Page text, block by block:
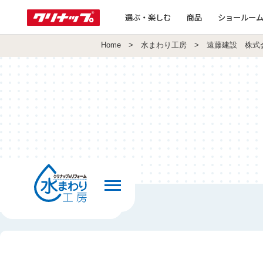
選ぶ・楽しむ 商品 ショールー
Home > 水まわり工房 > 遠藤建設 株式
前の画面へ戻る